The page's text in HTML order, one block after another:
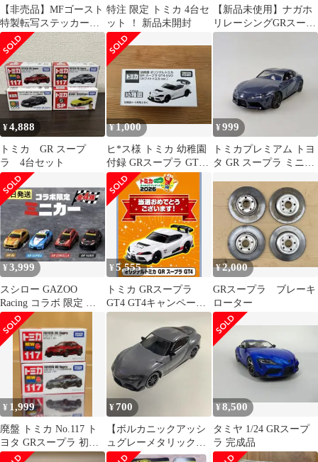
【非売品】MFゴースト
特製転写ステッカー
Blu-ray BOX購入特典
特注 限定 トミカ 4台セ
ット ！ 新品未開封
【新品未使用】ナガホ
リレーシングGRスープ
ラ ダウンパイプ+O2セ
¥4,888
トミカ GR スープ
ラ 4台セット
¥1,000
ヒ*ス様 トミカ 幼稚園
付録 GRスープラ GT4
EVO ホワイトトミカ
ver
¥999
トミカプレミアム トヨ
タ GR スープラ ミニカ
¥3,999
スシロー GAZOO
Racing コラボ 限定 ミ
ニカー 4種 フルコンプ
¥5,555
トミカ GRスープラ
GT4 GT4キャンペーン
2026当選品 ダンボール
¥2,000
GRスープラ ブレーキ
ローター
¥ 1,999
廃盤 トミカ No.117 ト
ヨタ GRスープラ 初回
特別仕様 通常 2台セッ
¥700
【ボルカニックアッシ
ュグレーメタリック】
トヨタGRスープラ 1/64
¥8,500
タミヤ 1/24 GRスープ
ラ 完成品